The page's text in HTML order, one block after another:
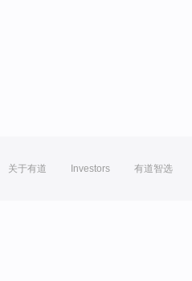
关于有道 Investors 有道智选